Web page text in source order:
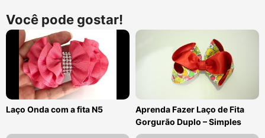
Você pode gostar!
Laço Onda com a fita N5
Aprenda Fazer Laço de Fita
Gorgurão Duplo – Simples